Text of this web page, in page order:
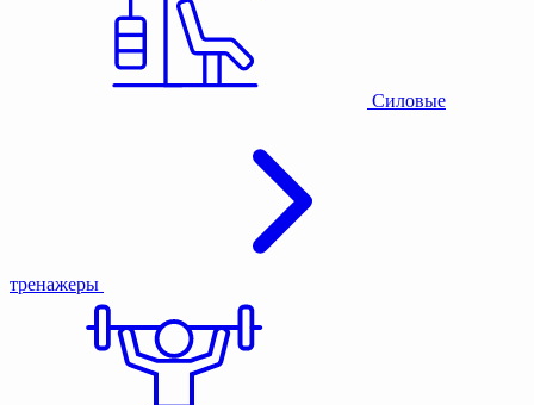
Силовые
тренажеры